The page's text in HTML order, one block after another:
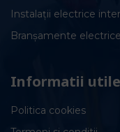
Instalații electrice
Branșamente electrice
Informatii utile
Politica cookies